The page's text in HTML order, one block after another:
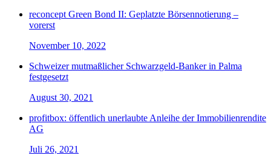
reconcept Green Bond II: Geplatzte Börsennotierung –
vorerst
November 10, 2022
Schweizer mutmaßlicher Schwarzgeld-Banker in Palma
festgesetzt
August 30, 2021
profitbox: öffentlich unerlaubte Anleihe der Immobilienrendite
AG
Juli 26, 2021